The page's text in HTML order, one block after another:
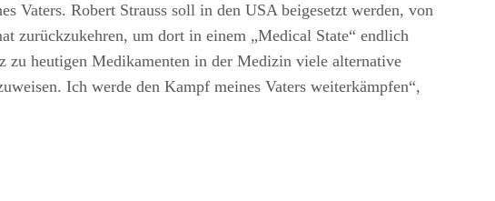
Vaters. Robert Strauss soll in den USA beigesetzt werden, von
zurückzukehren, um dort in einem „Medical State“ endlich
zu heutigen Medikamenten in der Medizin viele alternative
Ich werde den Kampf meines Vaters weiterkämpfen“,